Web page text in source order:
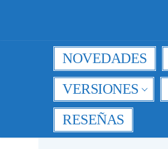
NOVEDADES
VERSIONES
RESEÑAS